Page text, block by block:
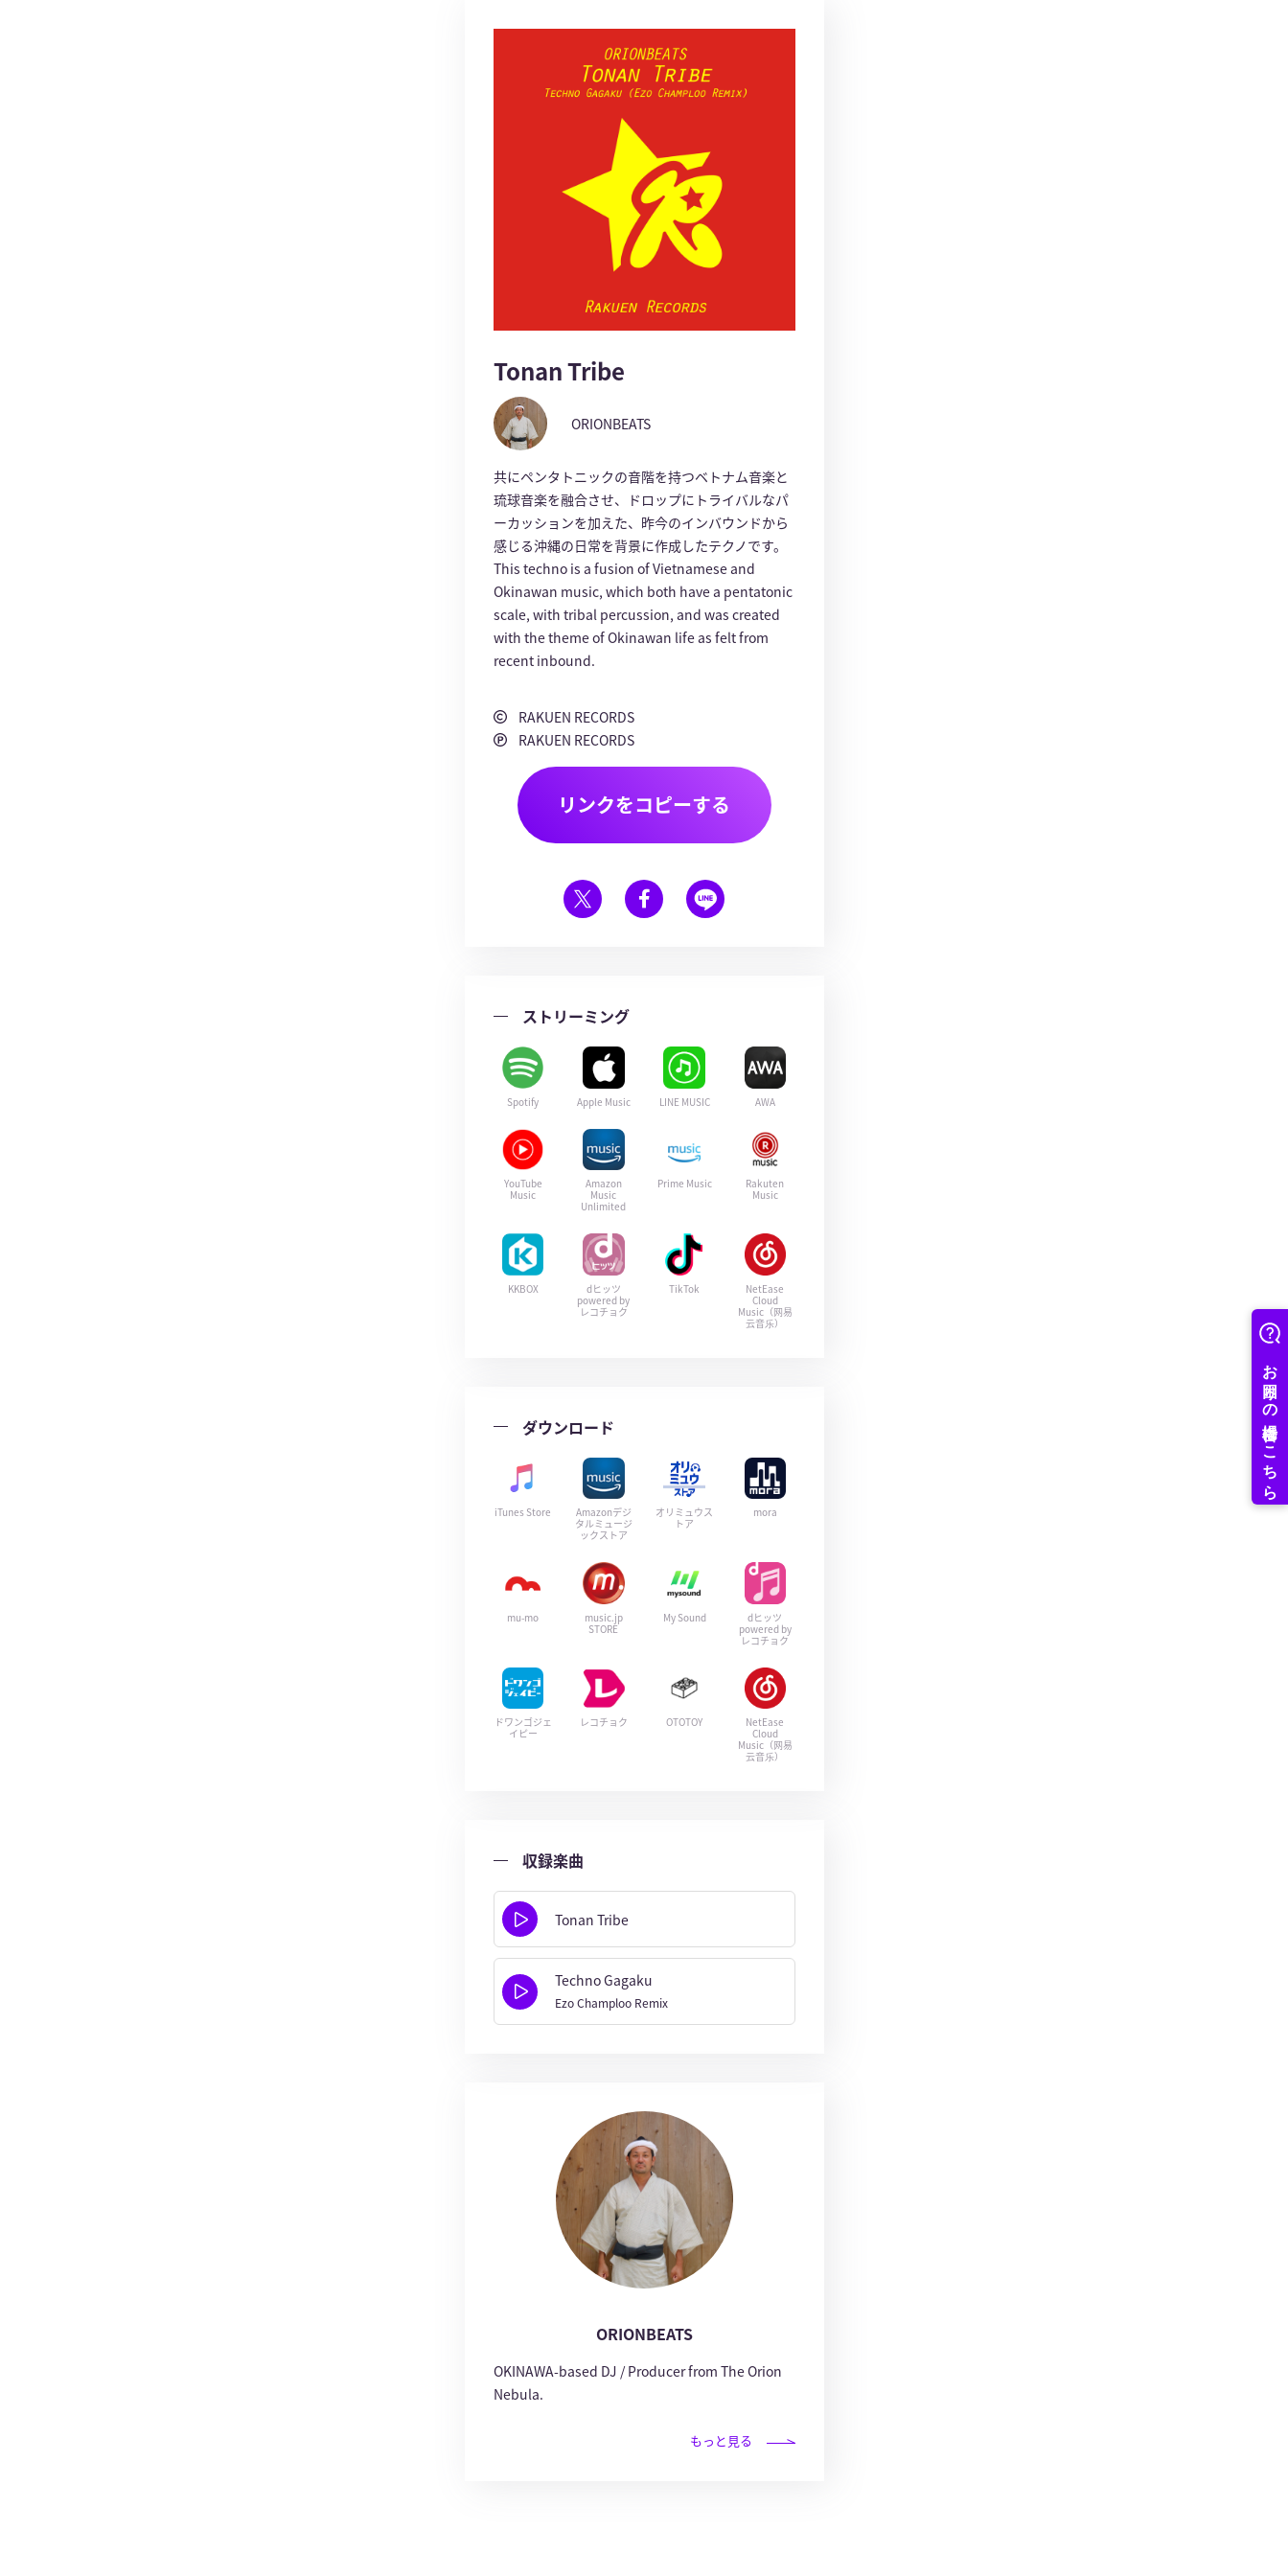
Tonan Tribe
ORIONBEATS
共にペンタトニックの音階を持つベトナム音楽と
琉球音楽を融合させ、ドロップにトライバルなパ
ーカッションを加えた、昨今のインバウンドから
感じる沖縄の日常を背景に作成したテクノです。
This techno is a fusion of Vietnamese and
Okinawan music, which both have a pentatonic
scale, with tribal percussion, and was created
with the theme of Okinawan life as felt from
recent inbound.
RAKUEN RECORDS
RAKUEN RECORDS
リンクをコピーする
ストリーミング
Spotify Apple Music LINE MUSIC AWA
YouTube
Music
Amazon
Music
Unlimited
Prime Music
Rakuten
Music
KKBOX
dヒッツ
powered by
レコチョク
TikTok
NetEase
Cloud
Music（网易
云音乐）
ダウンロード
iTunes Store
Amazonデジ
タルミュージ
ックストア
オリミュウス
トア
mora
mu-mo
music.jp
STORE
My Sound
dヒッツ
powered by
レコチョク
ドワンゴジェ
イピー
レコチョク OTOTOY
NetEase
Cloud
Music（网易
云音乐）
収録楽曲
Tonan Tribe
Techno Gagaku
Ezo Champloo Remix
ORIONBEATS
OKINAWA-based DJ / Producer from The Orion
Nebula.
もっと見る